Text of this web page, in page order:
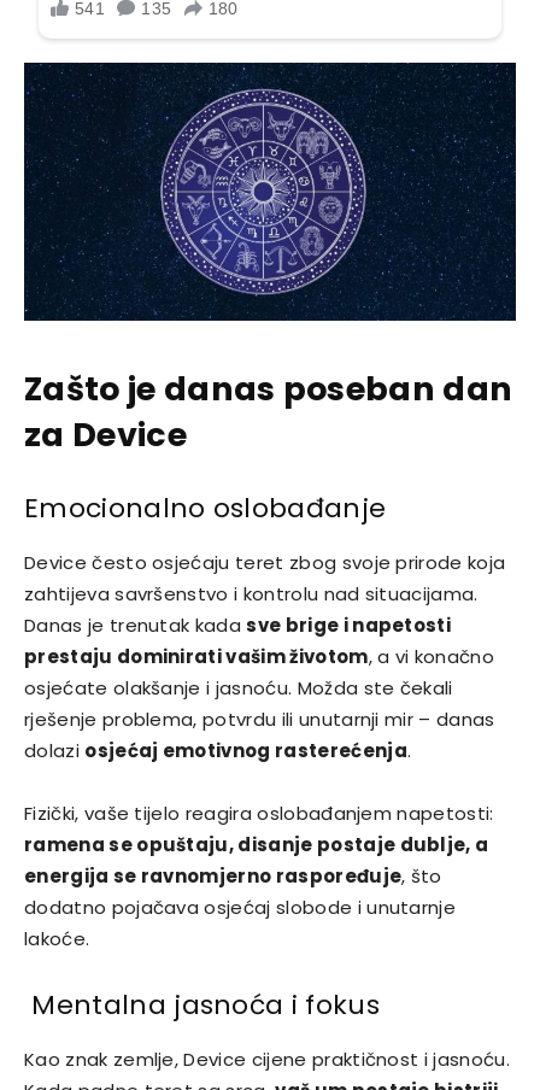
Zašto je danas poseban dan
za Device
Emocionalno oslobađanje
Device često osjećaju teret zbog svoje prirode koja
zahtijeva savršenstvo i kontrolu nad situacijama.
Danas je trenutak kadasve brige i napetosti
prestaju dominirati vašim životom, a vi konačno
osjećate olakšanje i jasnoću. Možda ste čekali
rješenje problema, potvrdu ili unutarnji mir – danas
dolazi osjećaj emotivnog rasterećenja.
Fizički, vaše tijelo reagira oslobađanjem napetosti:
ramena se opuštaju, disanje postaje dublje, a
energija se ravnomjerno raspoređuje, što
dodatno pojačava osjećaj slobode i unutarnje
lakoće.
Mentalna jasnoća i fokus
Kao znak zemlje, Device cijene praktičnost i jasnoću.